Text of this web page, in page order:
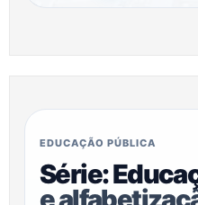
EDUCAÇÃO PÚBLICA
Série: